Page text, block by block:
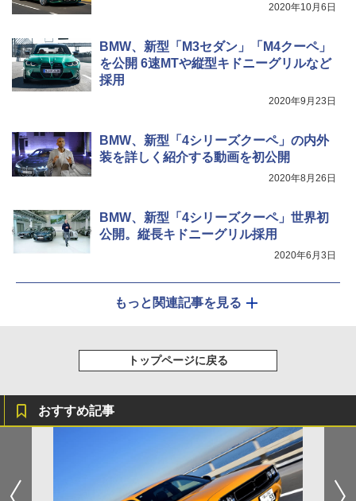
2020年10月6日
BMW、新型「M3セダン」「M4クーペ」
を公開 6速MTや縦型キドニーグリルなど
採用
2020年9月23日
BMW、新型「4シリーズクーペ」の内外
装を詳しく紹介する動画を初公開
2020年8月26日
BMW、新型「4シリーズクーペ」世界初
公開。縦長キドニーグリル採用
2020年6月3日
もっと関連記事を見る
トップページに戻る
おすすめ記事